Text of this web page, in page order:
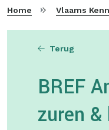
Home Vlaams
Terug
BREF
zuren